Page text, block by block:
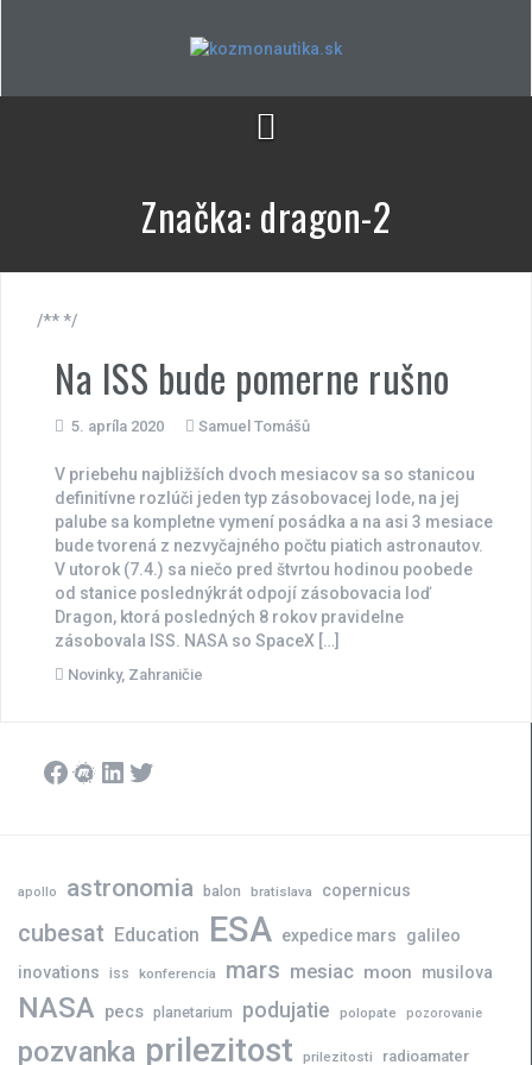
Značka:dragon-2
/** */
Na ISS bude pomerne rušno
5. apríla 2020 Samuel Tomášů
V priebehu najbližších dvoch mesiacov sa so stanicou
definitívne rozlúči jeden typ zásobovacej lode, na jej
palube sa kompletne vymení posádka a na asi 3 mesiace
bude tvorená z nezvyčajného počtu piatich astronautov.
V utorok (7.4.) sa niečo pred štvrtou hodinou poobede
od stanice poslednýkrát odpojí zásobovacia loď
Dragon, ktorá posledných 8 rokov pravidelne
zásobovala ISS. NASA so SpaceX […]
Novinky, Zahraničie
Facebook
Meetup
LinkedIn
Twitter
apollo astronomia balon bratislava copernicus
cubesat Education ESA expedice mars
galileo
inovations iss konferencia mars mesiac moon musilova
NASA pecs planetarium podujatie polopate pozorovanie
pozvanka prilezitost prilezitosti radioamater